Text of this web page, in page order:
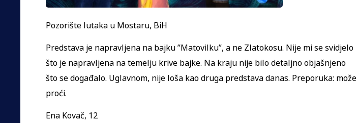
Pozorište lutaka u Mostaru, BiH
Predstava je napravljena na bajku ”Matovilku”, a ne Zlatokosu. Nije mi se svidjelo
što je napravljena na temelju krive bajke. Na kraju nije bilo detaljno objašnjeno
što se događalo. Uglavnom, nije loša kao druga predstava danas. Preporuka: može
proći.
Ena Kovač, 12